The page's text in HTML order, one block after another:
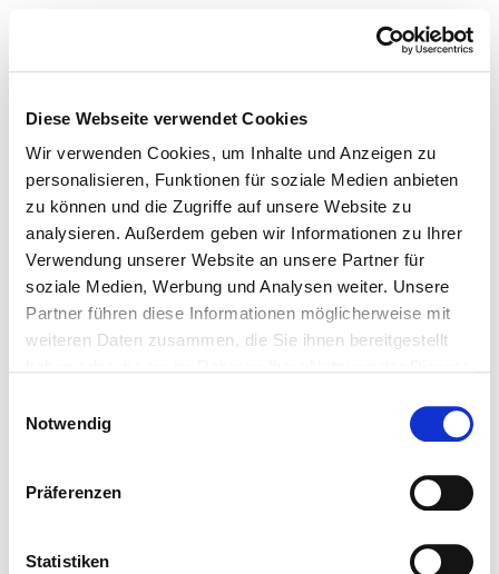
Diese Webseite verwendet Cookies
Wir verwenden Cookies, um Inhalte und Anzeigen zu
personalisieren, Funktionen für soziale Medien anbieten
zu können und die Zugriffe auf unsere Website zu
analysieren. Außerdem geben wir Informationen zu Ihrer
Verwendung unserer Website an unsere Partner für
soziale Medien, Werbung und Analysen weiter. Unsere
Partner führen diese Informationen möglicherweise mit
weiteren Daten zusammen, die Sie ihnen bereitgestellt
Notwendig
Präferenzen
Statistiken